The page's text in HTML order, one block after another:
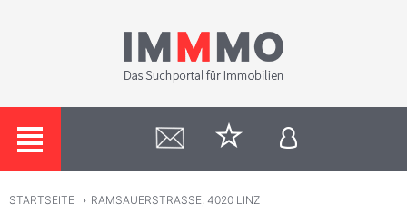
STARTSEITE › RAMSAUERSTRASSE, 4020 LINZ